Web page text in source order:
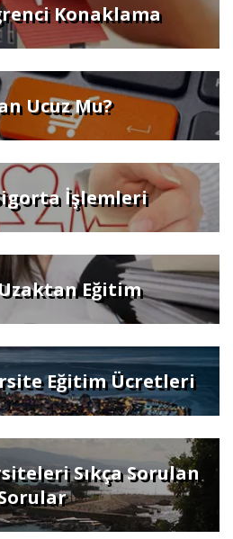
Konaklama
Ucuz Mu?
İşlemleri
Eğitim
Eğitim Ücretleri
Sıkça Sorulan